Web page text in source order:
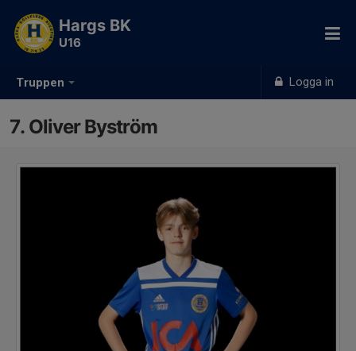
Truppen Logga in
Hargs BK
U16
7. Oliver Byström